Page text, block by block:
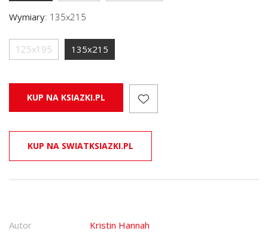
Wymiary: 135x215
125x195 135x215
KUP NA KSIAZKI.PL
KUP NA SWIATKSIAZKI.PL
Autor Kristin Hannah